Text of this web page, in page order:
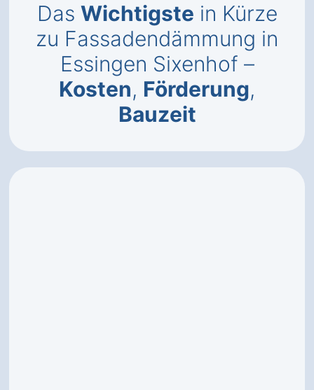
Das Wichtigste in Kürze
zu Fassadendämmung in
Essingen Sixenhof –
Kosten, Förderung,
Bauzeit